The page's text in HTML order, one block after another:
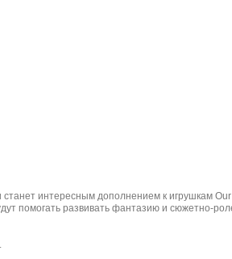
станет интересным дополнением к игрушкам
помогать развивать фантазию и сюжетно-